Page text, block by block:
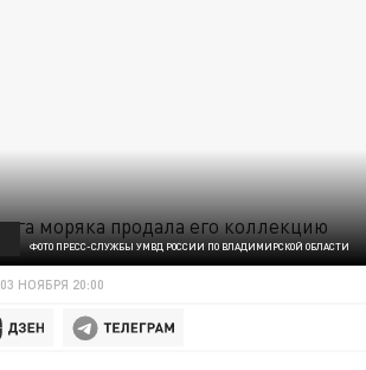
ФОТО ПРЕСС-СЛУЖБЫ УМВД РОССИИ ПО ВЛАДИМИРСКОЙ ОБЛАСТИ
03 НОЯБРЯ 20:00